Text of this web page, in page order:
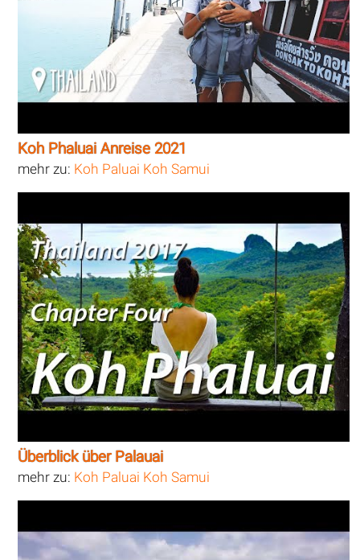
Koh Phaluai Anreise 2021
mehr zu: Koh Paluai Koh Samui
Überblick über Palauai
mehr zu: Koh Paluai Koh Samui